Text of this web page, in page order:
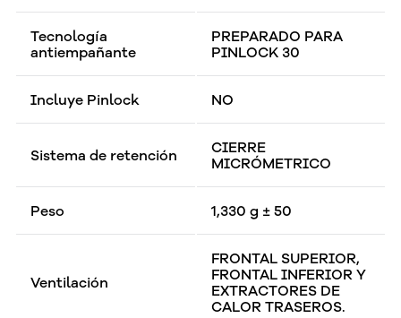
Tecnología
antiempañante
PREPARADO PARA
PINLOCK 30
Incluye Pinlock NO
Sistema de retención
CIERRE
MICRÓMETRICO
Peso 1,330 g ± 50
Ventilación
FRONTAL SUPERIOR,
FRONTAL INFERIOR Y
EXTRACTORES DE
CALOR TRASEROS.